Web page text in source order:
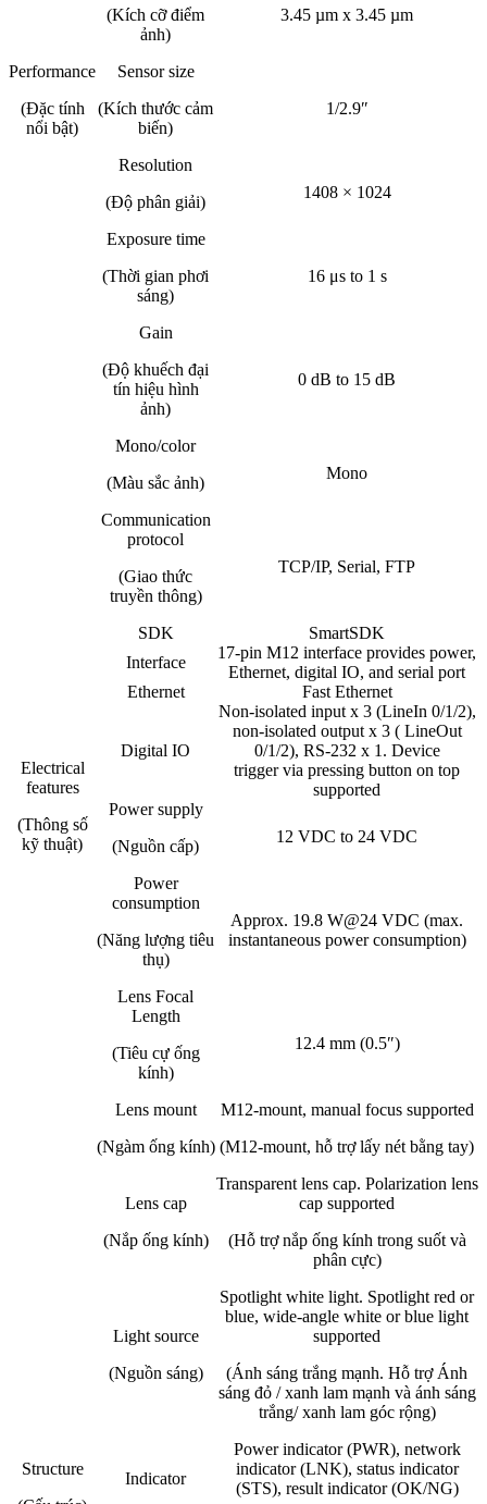
Performance
(Đặc tính
nổi bật)
(Kích cỡ điểm
ảnh)
3.45 µm x 3.45 µm
Sensor size
(Kích thước cảm
biến)
1/2.9″
Resolution
(Độ phân giải)
1408 × 1024
Exposure time
(Thời gian phơi
sáng)
16 μs to 1 s
Gain
(Độ khuếch đại
tín hiệu hình
ảnh)
0 dB to 15 dB
Mono/color
(Màu sắc ảnh)
Mono
Communication
protocol
(Giao thức
truyền thông)
TCP/IP, Serial, FTP
SDK SmartSDK
Electrical
features
(Thông số
kỹ thuật)
Interface
17-pin M12 interface provides power,
Ethernet, digital IO, and serial port
Ethernet
Fast Ethernet
Digital IO
Non-isolated input x 3 (LineIn 0/1/2),
non-isolated output x 3 ( LineOut
0/1/2), RS-232 x 1. Device
trigger via pressing button on top
supported
Power supply
(Nguồn cấp)
12 VDC to 24 VDC
Power
consumption
(Năng lượng tiêu
thụ)
Approx. 19.8 W@24 VDC (max.
instantaneous power consumption)
Structure
Lens Focal
Length
(Tiêu cự ống
kính)
12.4 mm (0.5″)
Lens mount
(Ngàm ống kính)
M12-mount, manual focus supported
(M12-mount, hỗ trợ lấy nét bằng tay)
Lens cap
(Nắp ống kính)
Transparent lens cap. Polarization lens
cap supported
(Hỗ trợ nắp ống kính trong suốt và
phân cực)
Light source
(Nguồn sáng)
Spotlight white light. Spotlight red or
blue, wide-angle white or blue light
supported
(Ánh sáng trắng mạnh. Hỗ trợ Ánh
sáng đỏ / xanh lam mạnh và ánh sáng
trắng/ xanh lam góc rộng)
Indicator
Power indicator (PWR), network
indicator (LNK), status indicator
(STS), result indicator (OK/NG)